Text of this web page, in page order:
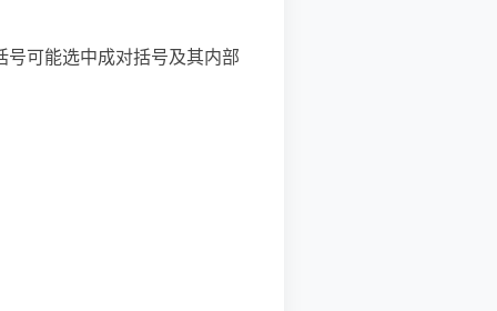
可能选中成对括号及其内部